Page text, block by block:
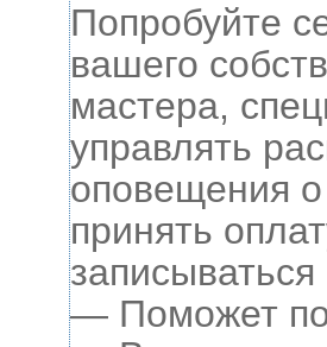
Попробуйте
вашего
мастера,
управлять
оповещения о
принять
— Поможет